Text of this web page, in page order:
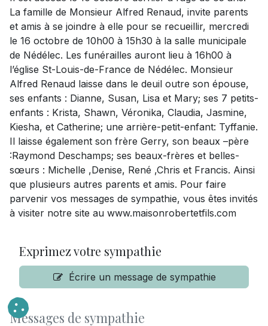
La famille de Monsieur Alfred Renaud, invite parents
et amis à se joindre à elle pour se recueillir, mercredi
le 16 octobre de 10h00 à 15h30 à la salle municipale
de Nédélec. Les funérailles auront lieu à 16h00 à
l’église St-Louis-de-France de Nédélec. Monsieur
Alfred Renaud laisse dans le deuil outre son épouse,
ses enfants : Dianne, Susan, Lisa et Mary; ses 7 petits-
enfants : Krista, Shawn, Véronika, Claudia, Jasmine,
Kiesha, et Catherine; une arrière-petit-enfant: Tyffanie.
Il laisse également son frère Gerry, son beaux –père
:Raymond Deschamps; ses beaux-frères et belles-
sœurs : Michelle ,Denise, René ,Chris et Francis. Ainsi
que plusieurs autres parents et amis. Pour faire
parvenir vos messages de sympathie, vous êtes invités
à visiter notre site au www.maisonrobertetfils.com
Exprimez votre sympathie
Écrire un message de sympathie
Messages de sympathie